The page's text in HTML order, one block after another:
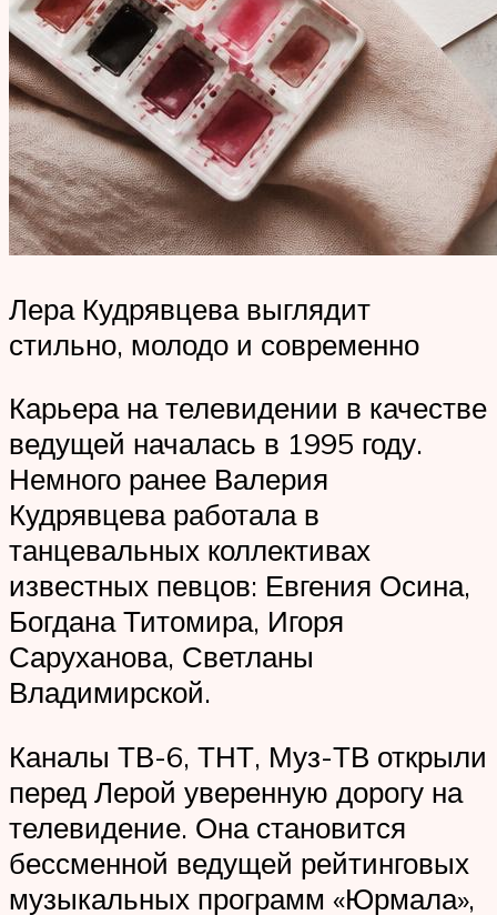
Лера Кудрявцева выглядит
стильно, молодо и современно
Карьера на телевидении в качестве
ведущей началась в 1995 году.
Немного ранее Валерия
Кудрявцева работала в
танцевальных коллективах
известных певцов: Евгения Осина,
Богдана Титомира, Игоря
Саруханова, Светланы
Владимирской.
Каналы ТВ-6, ТНТ, Муз-ТВ открыли
перед Лерой уверенную дорогу на
телевидение. Она становится
бессменной ведущей рейтинговых
музыкальных программ «Юрмала»,